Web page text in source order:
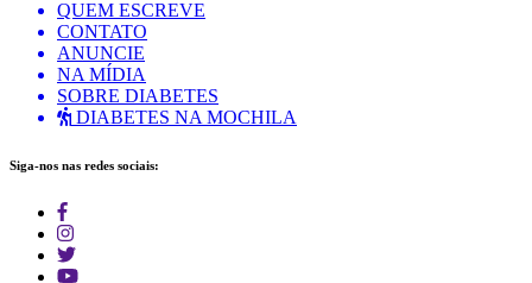
QUEM ESCREVE
CONTATO
ANUNCIE
NA MÍDIA
SOBRE DIABETES
DIABETES NA MOCHILA
Siga-nos nas redes sociais: